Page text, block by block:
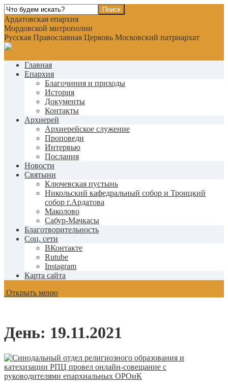
Ардатовская епархия
Мордовской митрополии
Русская Православная Церковь Московский патриархат
Главная
Епархия
Благочиния и приходы
История
Документы
Контакты
Архиерей
Архиерейское служение
Проповеди
Интервью
Послания
Новости
Святыни
Ключевская пустынь
Никольский кафедральный собор и Троицкий
собор г.Ардатова
Маколово
Сабур-Мачкасы
Благотворительность
Соц. сети
ВКонтакте
Rutube
Instagram
Карта сайта
Открыть меню
День: 19.11.2021